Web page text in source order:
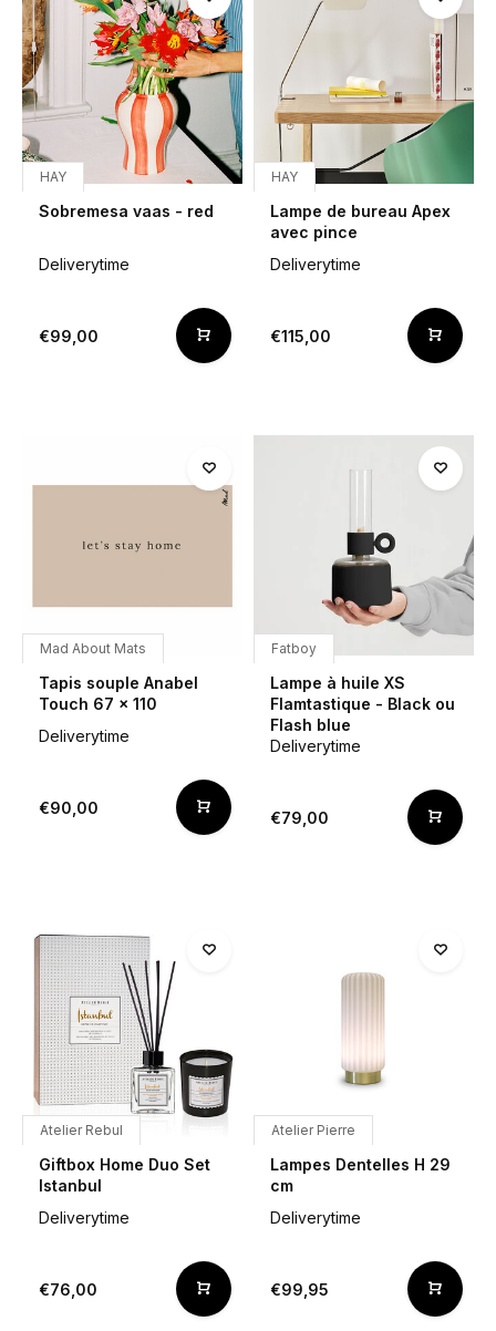
HAY
Sobremesa vaas - red
Deliverytime
€99,00
HAY
Lampe de bureau Apex
avec pince
Deliverytime
€115,00
Mad About Mats
Tapis souple Anabel
Touch 67 x 110
Deliverytime
€90,00
Fatboy
Lampe à huile XS
Flamtastique - Black ou
Flash blue
Deliverytime
€79,00
Atelier Rebul
Giftbox Home Duo Set
Istanbul
Deliverytime
€76,00
Atelier Pierre
Lampes Dentelles H 29
cm
Deliverytime
€99,95